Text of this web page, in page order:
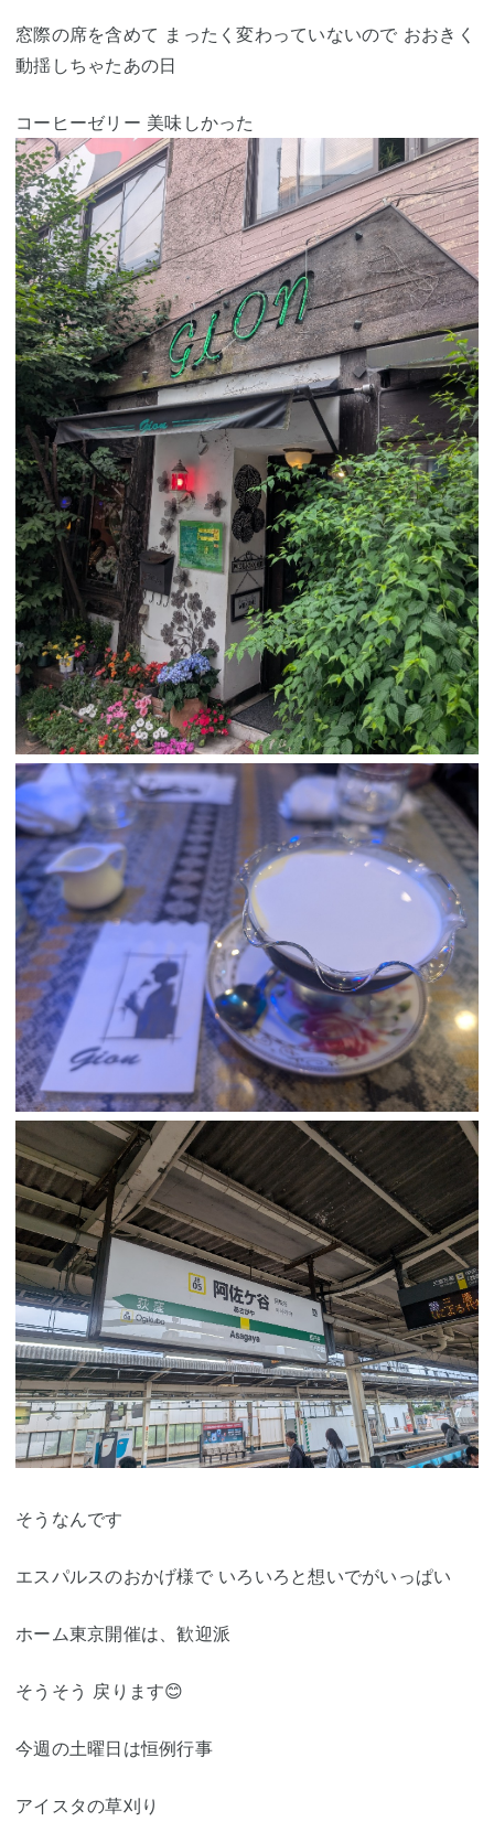
窓際の席を含めて まったく変わっていないので おおきく
動揺しちゃたあの日
コーヒーゼリー 美味しかった
そうなんです
エスパルスのおかげ様で いろいろと想いでがいっぱい
ホーム東京開催は、歓迎派
そうそう 戻ります😊
今週の土曜日は恒例行事
アイスタの草刈り